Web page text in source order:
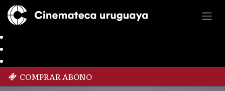
COMPRAR ABONO